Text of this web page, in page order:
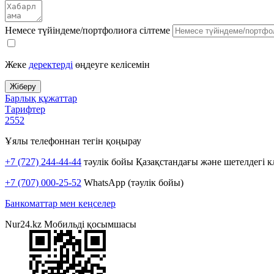
Немесе түйіндеме/портфолиоға сілтеме
Жеке деректерді өңдеуге келісемін
Барлық құжаттар
Тарифтер
2552
Ұялы телефоннан тегін қоңырау
+7 (727) 244-44-44 тәулік бойы Қазақстандағы және шетелдегі
+7 (707) 000-25-52 WhatsApp (тәулік бойы)
Банкоматтар мен кеңселер
Nur24.kz Мобильді қосымшасы